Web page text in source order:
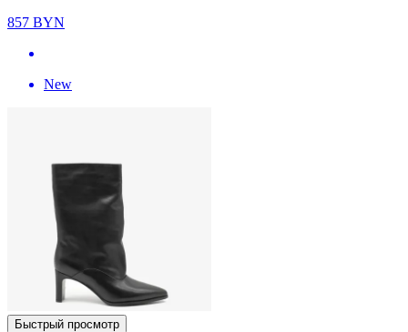
857 BYN
New
Быстрый просмотр